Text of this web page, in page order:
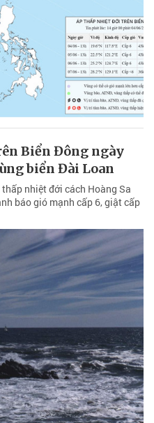
Biển Đông ngày
biển Đài Loan
nhiệt đới cách Hoàng Sa
báo gió mạnh cấp 6, giật cấp